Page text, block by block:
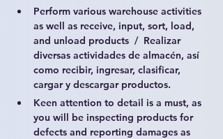
Perform various warehouse activities
as well as receive, input, sort, load,
and unload products  /  Realizar
diversas actividades de almacén, así
como recibir, ingresar, clasificar,
cargar y descargar productos.
Keen attention to detail is a must, as
you will be inspecting products for
defects and reporting damages as